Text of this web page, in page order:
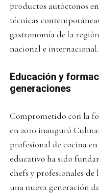
productos autóctonos
técnicas
gastronomía de la
nacional e internacional.
Educación y
generaciones
Comprometido con la
en 2010 inauguró
profesional de cocina
educativo ha sido
chefs y profesionales
una nueva generación